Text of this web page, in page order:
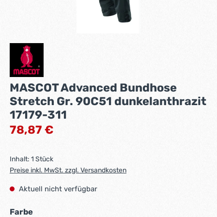
MASCOT Advanced Bundhose
Stretch Gr. 90C51 dunkelanthrazit
17179-311
Regulärer Preis:
78,87 €
Inhalt: 1 Stück
Preise inkl. MwSt. zzgl. Versandkosten
Aktuell nicht verfügbar
Farbeauswählen